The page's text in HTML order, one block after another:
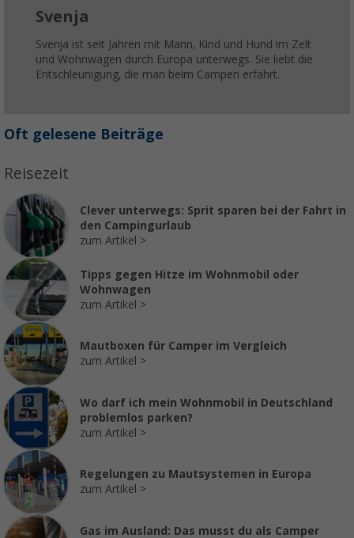
Svenja
Svenja ist seit Jahren mit Mann, Kind und Hund im Zelt
und Wohnwagen durch Europa unterwegs. Sie liebt die
Entschleunigung, die man beim Campen erfährt.
Oft gelesene Beiträge
Reisezeit
Clever unterwegs: Sprit sparen bei der Fahrt in
den Campingurlaub
zum Artikel
Tipps gegen Hitze im Wohnmobil oder
Wohnwagen
zum Artikel
Mautboxen für Camper im Vergleich
zum Artikel
Wo darf ich mein Wohnmobil in Deutschland
problemlos parken?
zum Artikel
Regelungen zu Mautsystemen in Europa
zum Artikel
Gas im Ausland: Das musst du als Camper